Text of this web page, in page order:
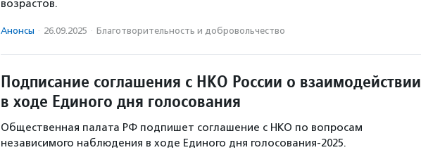
возрастов.
Анонсы · 26.09.2025 · Благотвори­тель­ность и доброволь­чест­во
Подписание соглашения с НКО России о взаимодействии
в ходе Единого дня голосования
Общественная палата РФ подпишет соглашение с НКО по вопросам
независимого наблюдения в ходе Единого дня голосования-2025.